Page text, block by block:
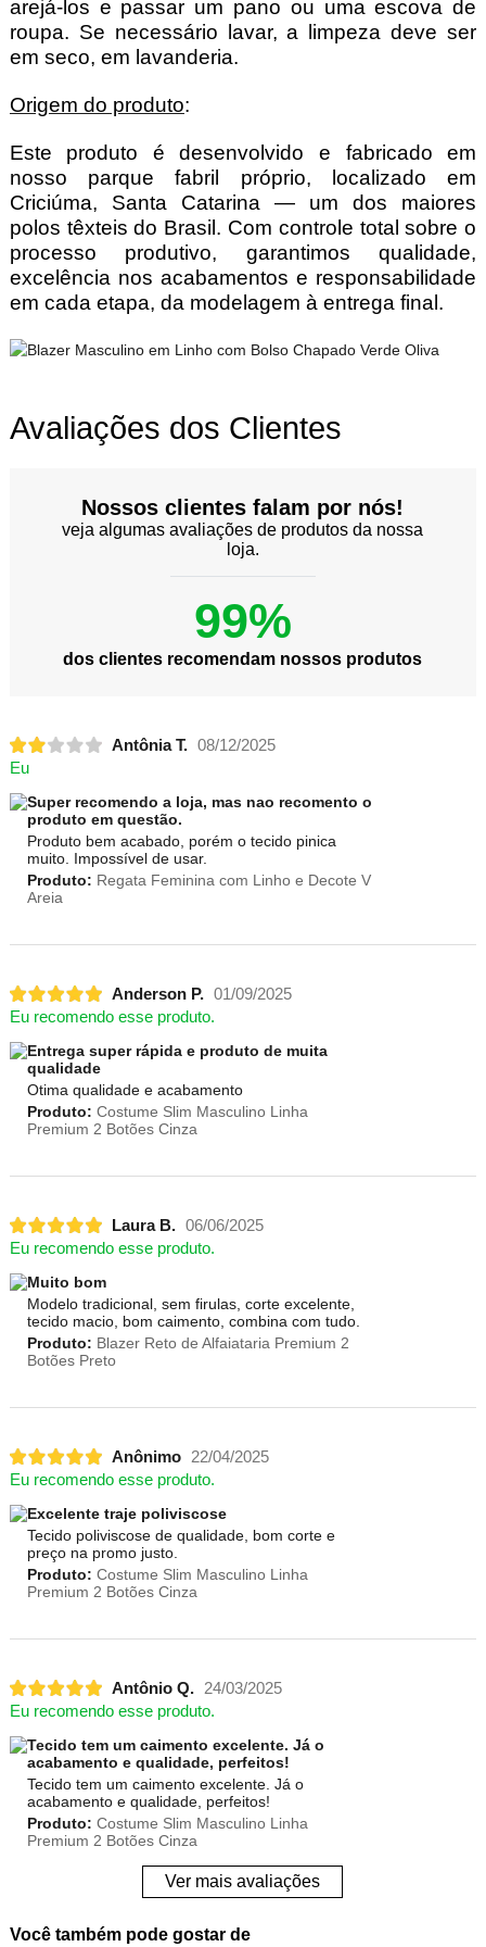
arejá-los e passar um pano ou uma escova de
roupa. Se necessário lavar, a limpeza deve ser
em seco, em lavanderia.
Origem do produto:
Este produto é desenvolvido e fabricado em
nosso parque fabril próprio, localizado em
Criciúma, Santa Catarina — um dos maiores
polos têxteis do Brasil. Com controle total sobre o
processo produtivo, garantimos qualidade,
excelência nos acabamentos e responsabilidade
em cada etapa, da modelagem à entrega final.
Avaliações dos Clientes
Nossos clientes falam por nós!
veja algumas avaliações de produtos da nossa
loja.
99%
dos clientes recomendam nossos produtos
Antônia T. 08/12/2025
Eu
Super recomendo a loja, mas nao recomento o
produto em questão.
Produto bem acabado, porém o tecido pinica
muito. Impossível de usar.
Produto: Regata Feminina com Linho e Decote V
Areia
Anderson P. 01/09/2025
Eu recomendo esse produto.
Entrega super rápida e produto de muita
qualidade
Otima qualidade e acabamento
Produto: Costume Slim Masculino Linha
Premium 2 Botões Cinza
Laura B. 06/06/2025
Eu recomendo esse produto.
Muito bom
Modelo tradicional, sem firulas, corte excelente,
tecido macio, bom caimento, combina com tudo.
Produto: Blazer Reto de Alfaiataria Premium 2
Botões Preto
Anônimo
22/04/2025
Eu recomendo esse produto.
Excelente traje poliviscose
Tecido poliviscose de qualidade, bom corte e
preço na promo justo.
Produto: Costume Slim Masculino Linha
Premium 2 Botões Cinza
Antônio Q.
24/03/2025
Eu recomendo esse produto.
Tecido tem um caimento excelente. Já o
acabamento e qualidade, perfeitos!
Tecido tem um caimento excelente. Já o
acabamento e qualidade, perfeitos!
Produto: Costume Slim Masculino Linha
Premium 2 Botões Cinza
Ver mais avaliações
Você também pode gostar de